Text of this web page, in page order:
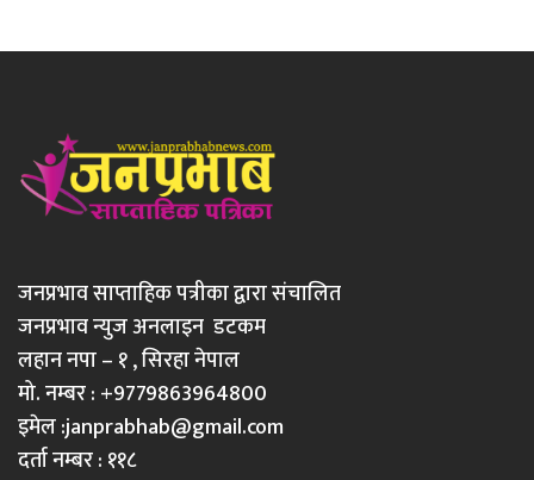
जनप्रभाव साप्ताहिक पत्रीका द्वारा संचालित
जनप्रभाव न्युज अनलाइन डटकम
लहान नपा – १ , सिरहा नेपाल
मो. नम्बर : +9779863964800
इमेल :janprabhab@gmail.com
दर्ता नम्बर : ११८